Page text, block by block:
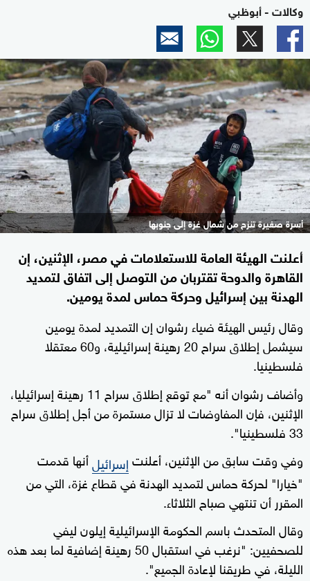
وكالات - أبوظبي
أسرة صغيرة تنزح من شمال غزة إلى جنوبها
أعلنت الهيئة العامة للاستعلامات في مصر، الإثنين، إن
القاهرة والدوحة تقتربان من التوصل إلى اتفاق لتمديد
الهدنة بين إسرائيل وحركة حماس لمدة يومين.
وقال رئيس الهيئة ضياء رشوان إن التمديد لمدة يومين
سيشمل إطلاق سراح 20 رهينة إسرائيلية، و60 معتقلا
فلسطينيا.
وأضاف رشوان أنه "مع توقع إطلاق سراح 11 رهينة إسرائيليا،
الإثنين، فإن المفاوضات لا تزال مستمرة من أجل إطلاق سراح
33 فلسطينيا".
وفي وقت سابق من الإثنين، أعلنتإسرائيلأنها قدمت
"خيارا" لحركة حماس لتمديد الهدنة في قطاع غزة، التي من
المقرر أن تنتهي صباح الثلاثاء.
وقال المتحدث باسم الحكومة الإسرائيلية إيلون ليفي
للصحفيين: "نرغب في استقبال 50 رهينة إضافية لما بعد هذه
الليلة، في طريقنا لإعادة الجميع".